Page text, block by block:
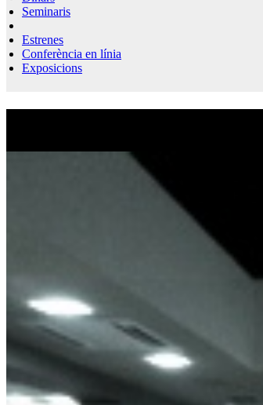
Seminaris
Estrenes
Conferència en línia
Exposicions